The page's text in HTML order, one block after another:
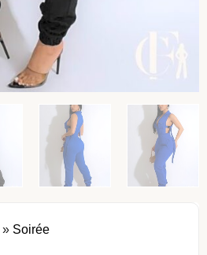
» Soirée